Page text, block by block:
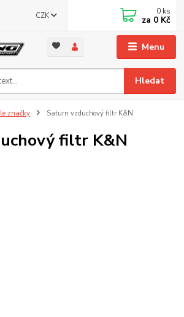
Menu
CZK
Hledat
0 ks
za 0 Kč
značky Saturn vzduchový filtr K&N
filtr K&N